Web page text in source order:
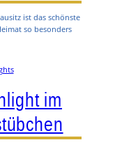
ist das schönste
so besonders
im